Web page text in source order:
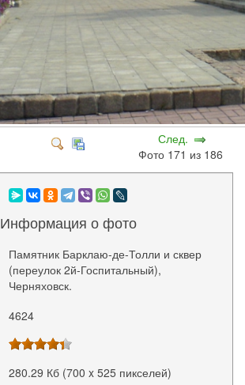
След.
Фото 171 из 186
Информация о фото
Памятник Барклаю-де-Толли и сквер
(переулок 2й-Госпитальный),
Черняховск.
4624
280.29 Кб (700 x 525 пикселей)